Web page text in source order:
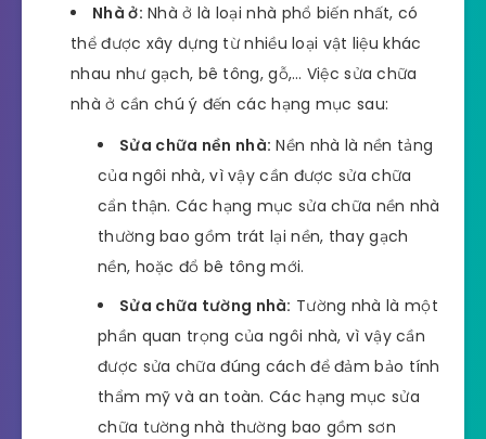
Nhà ở: Nhà ở là loại nhà phổ biến nhất, có
thể được xây dựng từ nhiều loại vật liệu khác
nhau như gạch, bê tông, gỗ,… Việc sửa chữa
nhà ở cần chú ý đến các hạng mục sau:
Sửa chữa nền nhà: Nền nhà là nền tảng
của ngôi nhà, vì vậy cần được sửa chữa
cẩn thận. Các hạng mục sửa chữa nền nhà
thường bao gồm trát lại nền, thay gạch
nền, hoặc đổ bê tông mới.
Sửa chữa tường nhà: Tường nhà là một
phần quan trọng của ngôi nhà, vì vậy cần
được sửa chữa đúng cách để đảm bảo tính
thẩm mỹ và an toàn. Các hạng mục sửa
chữa tường nhà thường bao gồm sơn